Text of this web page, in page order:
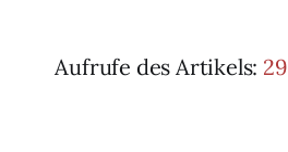
Aufrufe des Artikels: 29